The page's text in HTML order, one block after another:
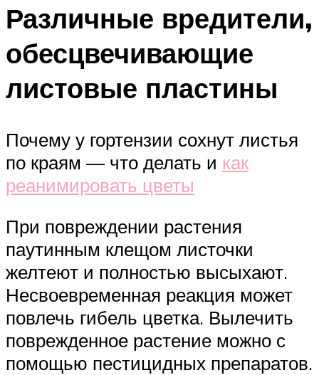
Различные вредители,
обесцвечивающие
листовые пластины
Почему у гортензии сохнут листья
по краям — что делать и как
реанимировать цветы
При повреждении растения
паутинным клещом листочки
желтеют и полностью высыхают.
Несвоевременная реакция может
повлечь гибель цветка. Вылечить
поврежденное растение можно с
помощью пестицидных препаратов.